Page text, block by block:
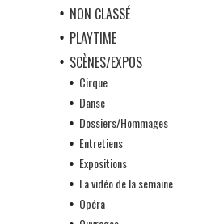
NON CLASSÉ
PLAYTIME
SCÈNES/EXPOS
Cirque
Danse
Dossiers/Hommages
Entretiens
Expositions
La vidéo de la semaine
Opéra